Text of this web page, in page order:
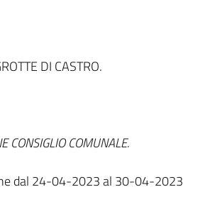
DI CASTRO.
CONSIGLIO COMUNALE.
dal 24-04-2023 al 30-04-2023